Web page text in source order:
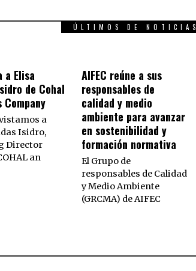
ÚLTIMOS DE NOTICIAS
a Elisa
de Cohal
a
Isidro,
Director
an
AIFEC reúne a sus
responsables de
calidad y medio
ambiente para avanzar
en sostenibilidad y
formación normativa
El Grupo de
responsables de Calidad
y Medio Ambiente
(GRCMA) de AIFEC